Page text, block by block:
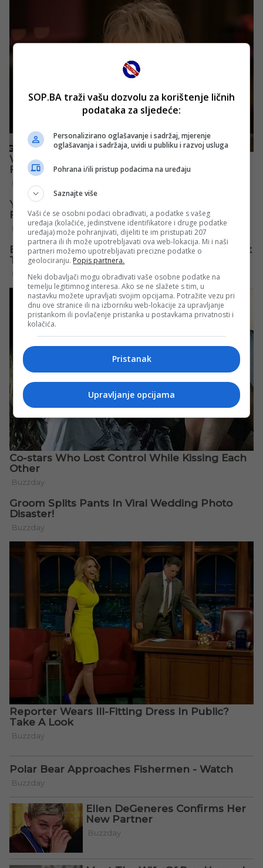
SOP.BA traži vašu dozvolu za korištenje ličnih
podataka za sljedeće:
Personalizirano oglašavanje i sadržaj, mjerenje
oglašavanja i sadržaja, uvidi u publiku i razvoj usluga
Pohrana i/ili pristup podacima na uređaju
Saznajte više
Vaši će se osobni podaci obrađivati, a podatke s vašeg
uređaja (kolačiće, jedinstvene identifikatore i druge podatke
uređaja) može pohranjivati, dijeliti te im pristupati 207
partnera ili ih može upotrebljavati ova web-lokacija. Mi i naši
partneri možemo upotrebljavati precizne podatke o
geolociranju. Popis partnera.
Neki dobavljači mogu obrađivati vaše osobne podatke na
temelju legitimnog interesa. Ako se ne slažete s tim, u
nastavku možete upravljati svojim opcijama. Potražite vezu pri
dnu ove stranice ili na izborniku web-lokacije za upravljanje
pristankom ili povlačenje pristanka u postavkama privatnosti i
kolačića.
Pristanak
Upravljanje opcijama